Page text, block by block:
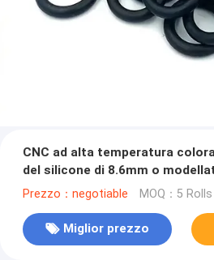
CNC ad alta temperatura
del silicone di 8.6mm o
Prezzo：negotiable MOQ：5 Rolls
Miglior prezzo